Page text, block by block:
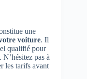
une
voiture. Il
qualifié pour
N’hésitez pas à
les tarifs avant